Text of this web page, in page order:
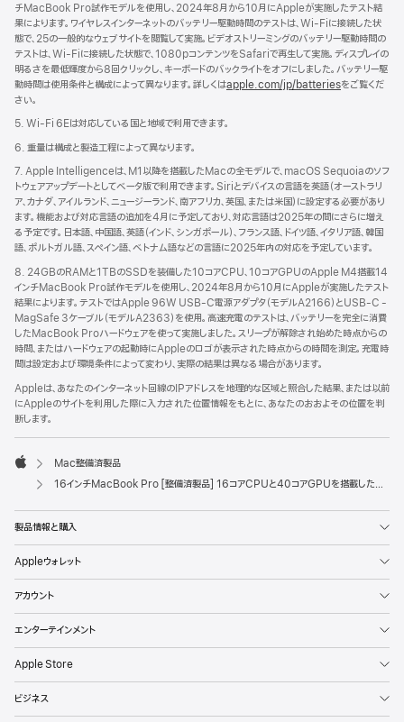
チMacBook Pro試作モデルを使用し、2024年8月から10月にAppleが実施したテスト結
果によります。ワイヤレスインターネットのバッテリー駆動時間のテストは、Wi-Fiに接続した状
態で、25の一般的なウェブサイトを閲覧して実施。ビデオストリーミングのバッテリー駆動時間の
テストは、Wi-Fiに接続した状態で、1080pコンテンツをSafariで再生して実施。ディスプレイの
明るさを最低輝度から8回クリックし、キーボードのバックライトをオフにしました。バッテリー駆
動時間は使用条件と構成によって異なります。詳しくはapple.com/jp/batteriesをご覧くだ
さい。
5. Wi-Fi 6Eは対応している国と地域で利用できます。
6. 重量は構成と製造工程によって異なります。
7. Apple Intelligenceは、M1以降を搭載したMacの全モデルで、macOS Sequoiaのソフ
トウェアアップデートとしてベータ版で利用できます。Siriとデバイスの言語を英語（オーストラリ
ア、カナダ、アイルランド、ニュージーランド、南アフリカ、英国、または米国）に設定する必要があり
ます。機能および対応言語の追加を4月に予定しており、対応言語は2025年の間にさらに増え
る予定です。日本語、中国語、英語（インド、シンガポール）、フランス語、ドイツ語、イタリア語、韓国
語、ポルトガル語、スペイン語、ベトナム語などの言語に2025年内の対応を予定しています。
8. 24GBのRAMと1TBのSSDを装備した10コアCPU、10コアGPUのApple M4搭載14
インチMacBook Pro試作モデルを使用し、2024年8月から10月にAppleが実施したテスト
結果によります。テストではApple 96W USB-C電源アダプタ（モデルA2166）とUSB-C -
MagSafe 3ケーブル（モデルA2363）を使用。高速充電のテストは、バッテリーを完全に消費
したMacBook Proハードウェアを使って実施しました。スリープが解除され始めた時点からの
時間、またはハードウェアの起動時にAppleのロゴが表示された時点からの時間を測定。充電時
間は設定および環境条件によって変わり、実際の結果は異なる場合があります。
Appleは、あなたのインターネット回線のIPアドレスを地理的な区域と照合した結果、または以前
にAppleのサイトを利用した際に入力された位置情報をもとに、あなたのおおよその位置を判
断します。
Mac整備済製品
16インチMacBook Pro [整備済製品] 16コアCPUと40コアGPUを搭載したApple M4 Maxチップ - スペースブラック
製品情報と購入
Appleウォレット
アカウント
エンターテインメント
Apple Store
ビジネス